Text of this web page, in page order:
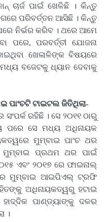
ଚାର୍ଜ ପାଇଁ ଖେଳିଛି । କିନ୍ତୁ
ପରିବର୍ତ୍ତନ ଆସିଛି । କିନ୍ତୁ
ନିର୍ଭର କରିବ । ଥରେ ଆମେ
ପରେ, ପରବର୍ତ୍ତୀ ଯୋଜନା
ଖେଳାଳିଙ୍କ ବିଷୟରେ
ବଜେଟକୁ ଧ୍ୟାନ ଦେବାକୁ
ପାଂଚଟି ଟାଇଟଲ ଜିତିଥିଲା-
ରହିଛି । ସେ ୨୦୧୧ ଠାରୁ
ପରେ ସେ ମଧ୍ୟ ଅଧିନାୟକ
ମୁମ୍ବାଇ ପାଂଚ ଥର
ମୁମ୍ବାଇ ପ୍ରଥମ ଥର ପାଇଁ
ଏବଂ ୨୦୧୭ ରେ ଫାଇନାଲ୍
ମୁମ୍ବାଇ ଆଇପିଏଲ୍ ଟ୍ରଫି
ଅଧିନାୟକତ୍ୱରୁ ହଟାଇ
ହାଦ୍ଦିକ ପାଣ୍ଡ୍ୟାଙ୍କୁ ଦଳର
।